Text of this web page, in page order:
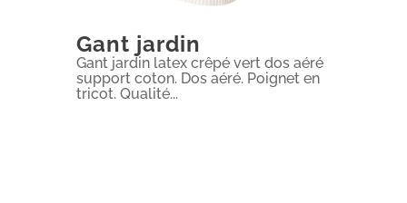
Gant jardin
Gant jardin latex crêpé vert dos aéré
support coton. Dos aéré. Poignet en
tricot. Qualité...